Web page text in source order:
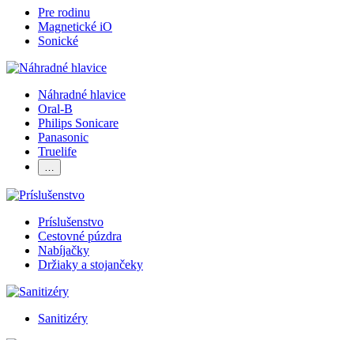
Pre rodinu
Magnetické iO
Sonické
Náhradné hlavice
Oral-B
Philips Sonicare
Panasonic
Truelife
…
Príslušenstvo
Cestovné púzdra
Nabíjačky
Držiaky a stojančeky
Sanitizéry